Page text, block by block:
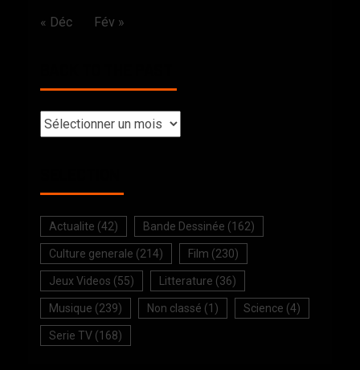
« Déc Fév »
Actualite (42) Bande Dessinée (162)
Culture generale (214) Film (230)
Jeux Videos (55) Litterature (36)
Musique (239) Non classé (1) Science (4)
Serie TV (168)